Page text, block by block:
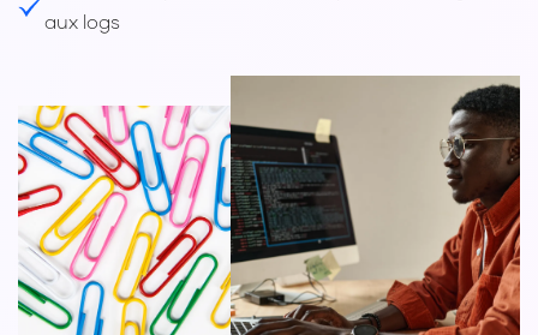
aux logs